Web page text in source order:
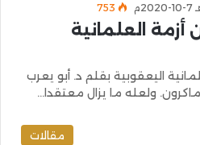
753
العلمانية
اليعقوبية بقلم د. أبو يعرب
ولعله ما يزال معتقدا…
مقالات